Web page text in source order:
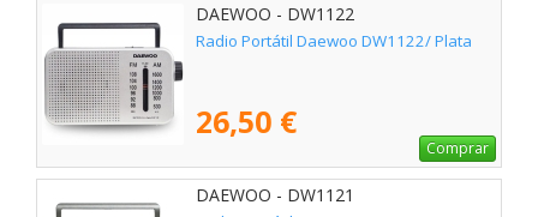
DAEWOO - DW1122
Radio Portátil Daewoo DW1122/ Plata
26,50 €
Comprar
DAEWOO - DW1121